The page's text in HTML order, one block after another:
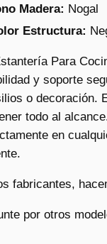
Madera: Nogal
Estructura:
Para
y soporte
o decoración.
todo al
en
fabricantes,
por otros